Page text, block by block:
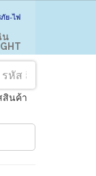
ภัย-ไฟ
น
สินค้า